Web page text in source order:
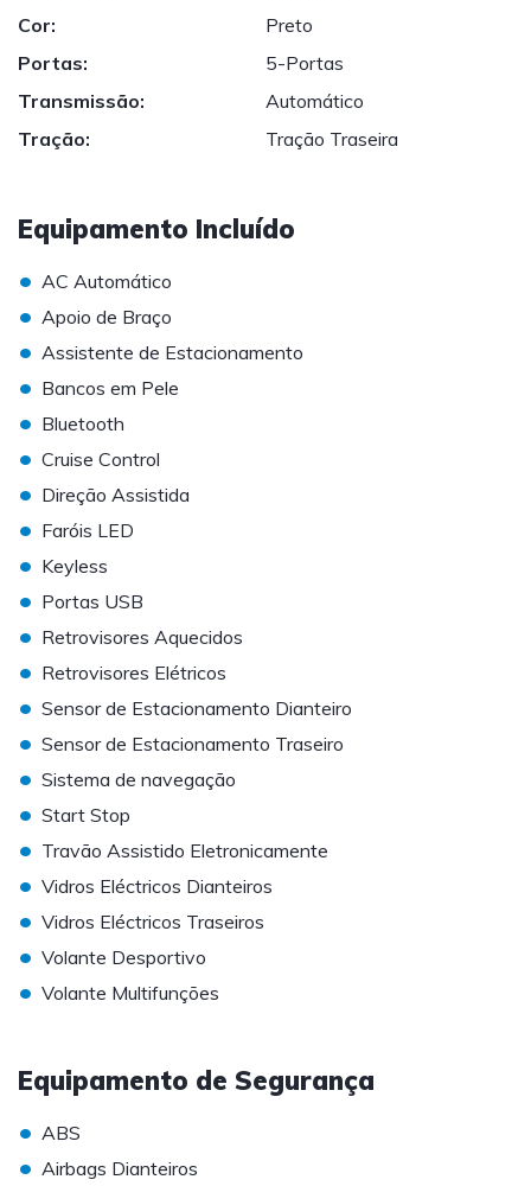
Cor:
Preto
Portas:
5-Portas
Transmissão:
Automático
Tração:
Tração Traseira
Equipamento Incluído
• AC Automático
• Apoio de Braço
• Assistente de Estacionamento
• Bancos em Pele
• Bluetooth
• Cruise Control
• Direção Assistida
• Faróis LED
• Keyless
• Portas USB
• Retrovisores Aquecidos
• Retrovisores Elétricos
• Sensor de Estacionamento Dianteiro
• Sensor de Estacionamento Traseiro
• Sistema de navegação
• Start Stop
• Travão Assistido Eletronicamente
• Vidros Eléctricos Dianteiros
• Vidros Eléctricos Traseiros
• Volante Desportivo
• Volante Multifunções
Equipamento de Segurança
• ABS
• Airbags Dianteiros